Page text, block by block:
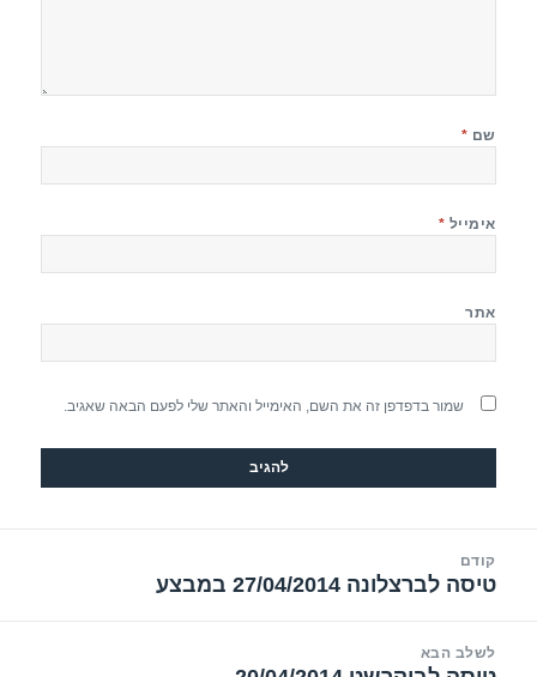
שם *
אימייל *
אתר
שמור בדפדפן זה את השם, האימייל והאתר שלי לפעם הבאה שאגיב.
קודם
הפוסט
טיסה לברצלונה 27/04/2014 במבצע
לשלב הבא